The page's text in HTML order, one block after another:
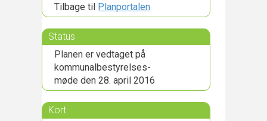
Tilbage til Planportalen
Status
Planen er vedtaget på
kommunalbestyrelses-
møde den 28. april 2016
Kort